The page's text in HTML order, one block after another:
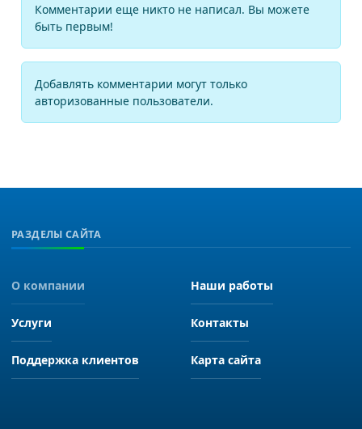
Комментарии еще никто не написал. Вы можете
быть первым!
Добавлять комментарии могут только
авторизованные пользователи.
РАЗДЕЛЫ САЙТА
О компании Наши работы
Услуги Контакты
Поддержка клиентов Карта сайта